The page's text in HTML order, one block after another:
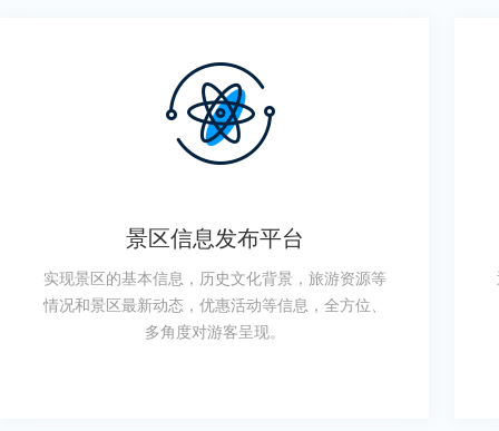
景区信息发布平台
实现景区的基本信息，历史文化背景，旅游资源等
情况和景区最新动态，优惠活动等信息，全方位、
多角度对游客呈现。